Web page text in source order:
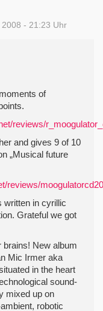
- 21:23 Uhr
of
reviews/
and gives 9 of 10
„Musical future
reviews/
written in cyrillic
Grateful we got
New album
Mic Irmer aka
in the heart
sound-
mixed up on
robotic